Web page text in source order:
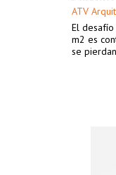
ATV
El
m2 es
se